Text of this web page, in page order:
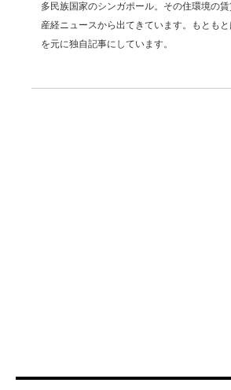
多民族国家のシンガポール。その住環境の
産経ニュースから出てきています。もとも
を元に独自記事にしています。